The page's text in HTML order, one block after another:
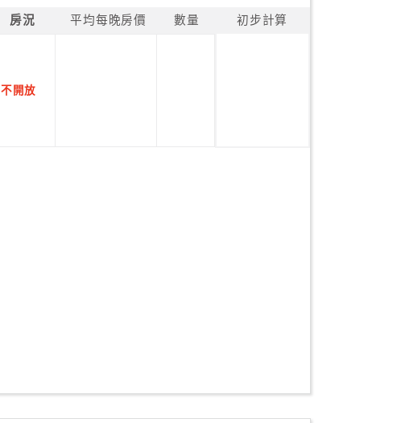
房況 平均每晚房價 數量 初步計算
不開放